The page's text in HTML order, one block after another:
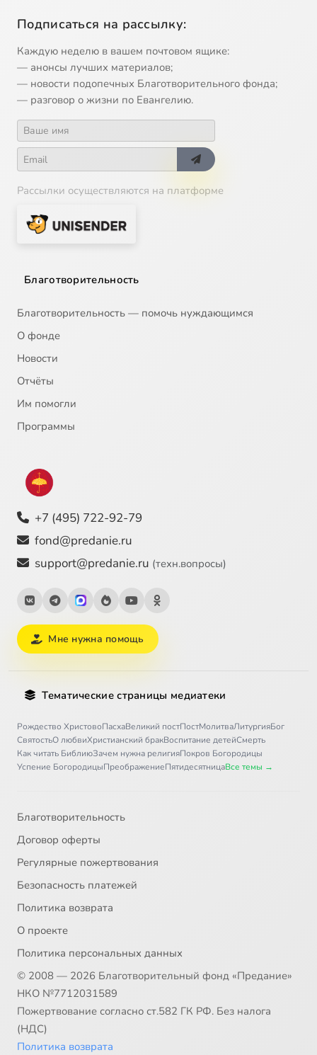
Подписаться на рассылку:
Каждую неделю в вашем почтовом ящике:
— анонсы лучших материалов;
— новости подопечных Благотворительного фонда;
— разговор о жизни по Евангелию.
Рассылки осуществляются на платформе
Благотворительность
Благотворительность — помочь нуждающимся
О фонде
Новости
Отчёты
Им помогли
Программы
+7 (495) 722-92-79
fond@predanie.ru
support@predanie.ru (техн.вопросы)
Мне нужна помощь
Тематические страницы медиатеки
Рождество ХристовоПасхаВеликий постПостМолитваЛитургияБог
СвятостьО любвиХристианский бракВоспитание детейСмерть
Как читать БиблиюЗачем нужна религияПокров Богородицы
Успение БогородицыПреображениеПятидесятницаВсе темы →
Благотворительность
Договор оферты
Регулярные пожертвования
Безопасность платежей
Политика возврата
О проекте
Политика персональных данных
© 2008 — 2026 Благотворительный фонд «Предание»
НКО №7712031589
Пожертвование согласно ст.582 ГК РФ. Без налога
(НДС)
Политика возврата